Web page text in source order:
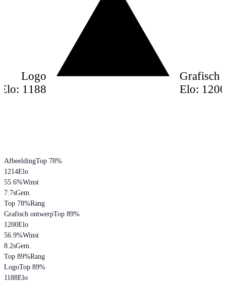
Grafisch
Elo: 1200
Logo
Elo: 1188
AfbeeldingTop 78%
1214Elo
55.6%Winst
7.7sGem.
Top 78%Rang
Grafisch ontwerpTop 89%
1200Elo
56.9%Winst
8.2sGem.
Top 89%Rang
LogoTop 89%
1188Elo